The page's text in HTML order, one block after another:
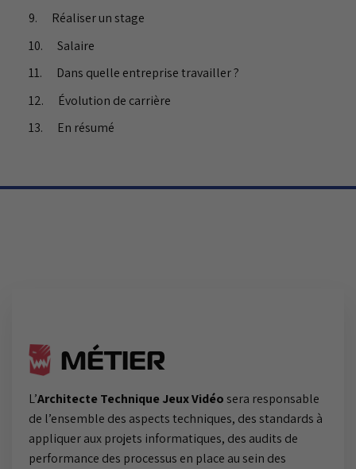
Réaliser un stage
Salaire
Dans quelle entreprise travailler ?
Évolution de carrière
En résumé
MÉTIER
L’Architecte Technique Jeux Vidéosera responsable
de l’ensemble des aspects techniques, des standards à
appliquer aux projets informatiques, des audits de
performance des processus en place au sein des